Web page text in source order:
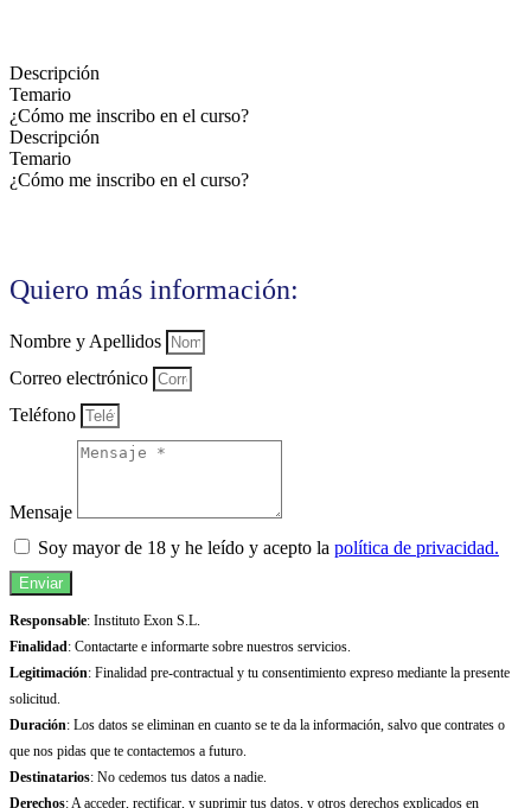
Descripción
Temario
¿Cómo me inscribo en el curso?
Descripción
Temario
¿Cómo me inscribo en el curso?
Quiero más información:
Nombre y Apellidos
Correo electrónico
Teléfono
Mensaje
Soy mayor de 18 y he leído y acepto la política de privacidad.
Enviar
Responsable: Instituto Exon S.L.
Finalidad: Contactarte e informarte sobre nuestros servicios.
Legitimación: Finalidad pre-contractual y tu consentimiento expreso mediante la presente
solicitud.
Duración: Los datos se eliminan en cuanto se te da la información, salvo que contrates o
que nos pidas que te contactemos a futuro.
Destinatarios: No cedemos tus datos a nadie.
Derechos: A acceder, rectificar, y suprimir tus datos, y otros derechos explicados en